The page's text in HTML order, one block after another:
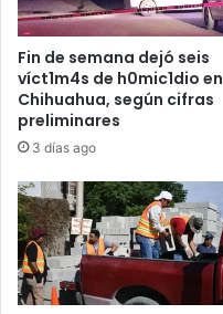
Fin de semana dejó seis
víct1m4s de h0mic1dio en
Chihuahua, según cifras
preliminares
3 días ago